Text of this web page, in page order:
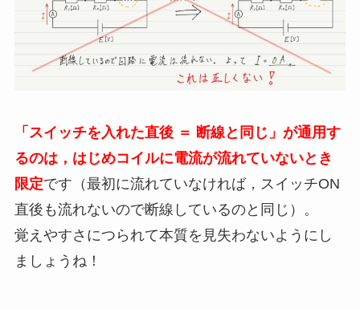
「スイッチを入れた直後 ＝ 断線と同じ」が通用す
るのは，はじめコイルに電流が流れていないとき
限定です（最初に流れていなければ，スイッチON
直後も流れないので断線しているのと同じ）。
覚えやすさにつられて本質を見失わないようにし
ましょうね！